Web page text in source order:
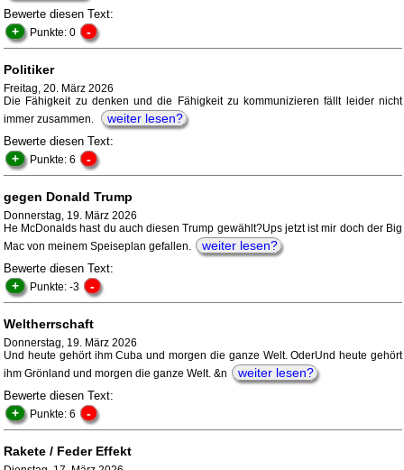
Bewerte diesen Text:
+ Punkte: 0 -
Politiker
Freitag, 20. März 2026
Die Fähigkeit zu denken und die Fähigkeit zu kommunizieren fällt leider nicht
immer zusammen.
weiter lesen?
Bewerte diesen Text:
+ Punkte: 6 -
gegen Donald Trump
Donnerstag, 19. März 2026
He McDonalds hast du auch diesen Trump gewählt?Ups jetzt ist mir doch der Big
Mac von meinem Speiseplan gefallen.
weiter lesen?
Bewerte diesen Text:
+ Punkte: -3 -
Weltherrschaft
Donnerstag, 19. März 2026
Und heute gehört ihm Cuba und morgen die ganze Welt. OderUnd heute gehört
ihm Grönland und morgen die ganze Welt. &n
weiter lesen?
Bewerte diesen Text:
+ Punkte: 6 -
Rakete / Feder Effekt